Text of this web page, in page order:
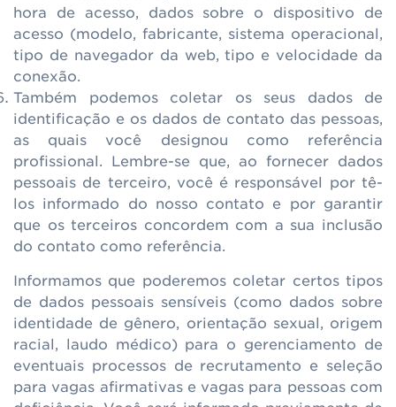
hora de acesso, dados sobre o dispositivo de
acesso (modelo, fabricante, sistema operacional,
tipo de navegador da web, tipo e velocidade da
conexão.
Também podemos coletar os seus dados de
identificação e os dados de contato das pessoas,
as quais você designou como referência
profissional. Lembre-se que, ao fornecer dados
pessoais de terceiro, você é responsável por tê-
los informado do nosso contato e por garantir
que os terceiros concordem com a sua inclusão
do contato como referência.
Informamos que poderemos coletar certos tipos
de dados pessoais sensíveis (como dados sobre
identidade de gênero, orientação sexual, origem
racial, laudo médico) para o gerenciamento de
eventuais processos de recrutamento e seleção
para vagas afirmativas e vagas para pessoas com